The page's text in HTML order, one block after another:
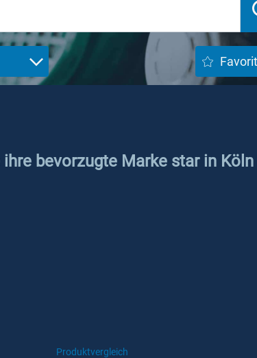
bevorzugte Marke star in Köln
Produktvergleich